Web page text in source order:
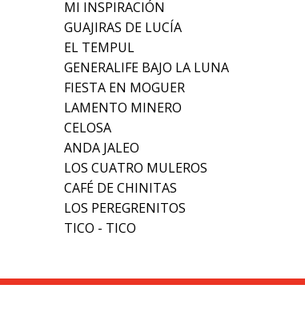
MI INSPIRACIÓN
GUAJIRAS DE LUCÍA
EL TEMPUL
GENERALIFE BAJO LA LUNA
FIESTA EN MOGUER
LAMENTO MINERO
CELOSA
ANDA JALEO
LOS CUATRO MULEROS
CAFÉ DE CHINITAS
LOS PEREGRENITOS
TICO - TICO